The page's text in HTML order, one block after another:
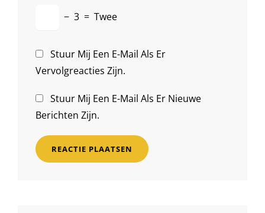
− 3 = Twee
Stuur Mij Een E-Mail Als Er
Vervolgreacties Zijn.
Stuur Mij Een E-Mail Als Er Nieuwe
Berichten Zijn.